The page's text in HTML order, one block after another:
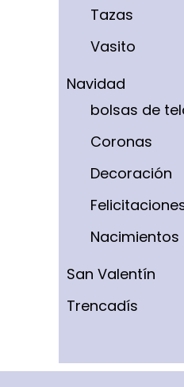
Tazas
Vasito
Navidad
bolsas de
Coronas
Decoración
Nacimientos
San Valentín
Trencadís